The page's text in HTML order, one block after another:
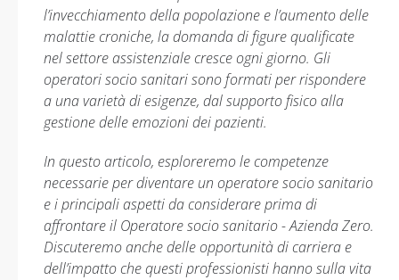
l’invecchiamento della popolazione e l’aumento delle
malattie croniche, la domanda di figure qualificate
nel settore assistenziale cresce ogni giorno. Gli
operatori socio sanitari sono formati per rispondere
a una varietà di esigenze, dal supporto fisico alla
gestione delle emozioni dei pazienti.
In questo articolo, esploreremo le competenze
necessarie per diventare un operatore socio sanitario
e i principali aspetti da considerare prima di
affrontare il Operatore socio sanitario - Azienda Zero.
Discuteremo anche delle opportunità di carriera e
dell’impatto che questi professionisti hanno sulla vita